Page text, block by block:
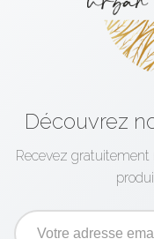
Découvrez
Recevez